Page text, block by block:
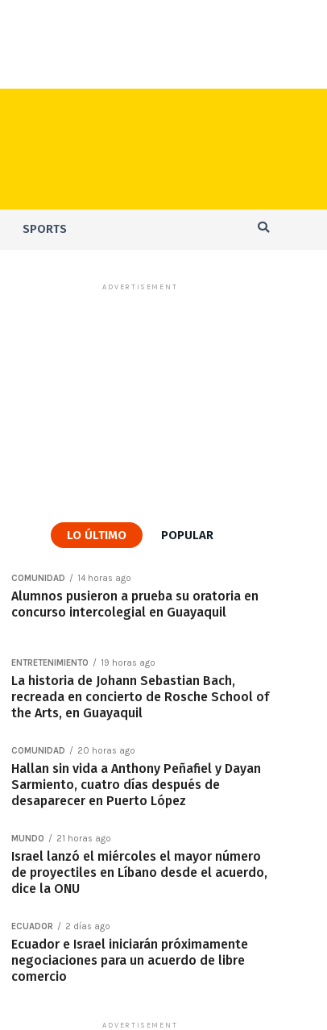
SPORTS
ADVERTISEMENT
LO ÚLTIMO POPULAR
COMUNIDAD 14 horas ago
Alumnos pusieron a prueba su oratoria en
concurso intercolegial en Guayaquil
ENTRETENIMIENTO 19 horas ago
La historia de Johann Sebastian Bach,
recreada en concierto de Rosche School of
the Arts, en Guayaquil
COMUNIDAD 20 horas ago
Hallan sin vida a Anthony Peñafiel y Dayan
Sarmiento, cuatro días después de
desaparecer en Puerto López
MUNDO 21 horas ago
Israel lanzó el miércoles el mayor número
de proyectiles en Líbano desde el acuerdo,
dice la ONU
ECUADOR 2 días ago
Ecuador e Israel iniciarán próximamente
negociaciones para un acuerdo de libre
comercio
ADVERTISEMENT